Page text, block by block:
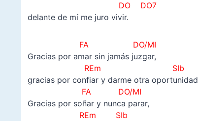
DO DO7
delante de mí me juro vivir.
FA
DO/MI
Gracias por amar sin jamás juzgar,
REm SIb
gracias por confiar y darme otra oportunidad
FA
DO/MI
Gracias por soñar y nunca parar,
REm SIb